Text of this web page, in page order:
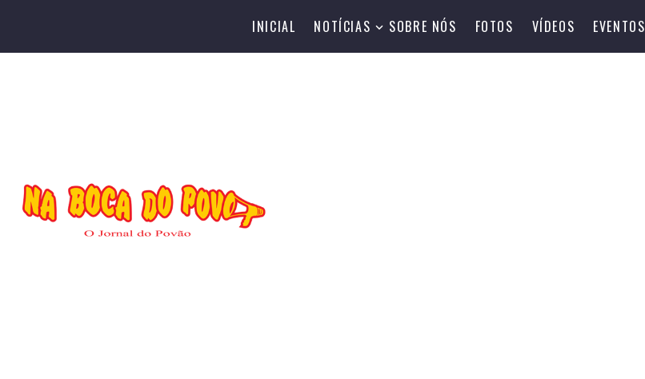
INICIAL NOTÍCIAS SOBRE NÓS FOTOS VÍDEOS EVENTOS